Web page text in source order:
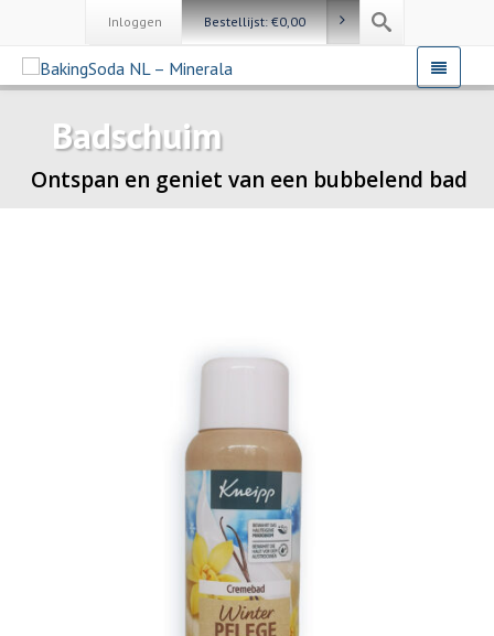
Inloggen Bestellijst:€0,00
Badschuim
Ontspan en geniet van een bubbelend bad